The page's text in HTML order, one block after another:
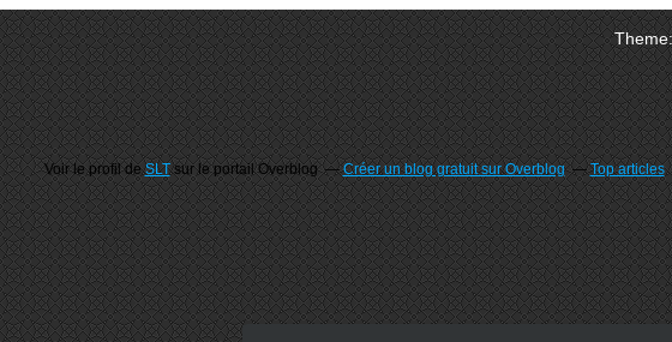
Voir le profil deSLTsur le portail Overblog Créer un blog gratuit sur Overblog Top articles